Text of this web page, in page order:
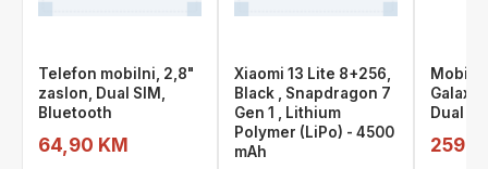
Telefon mobilni, 2,8"
zaslon, Dual SIM,
Bluetooth
64,90 KM
Xiaomi 13 Lite 8+256,
Black , Snapdragon 7
Gen 1 , Lithium
Polymer (LiPo) - 4500
mAh
Galaxy
Dual